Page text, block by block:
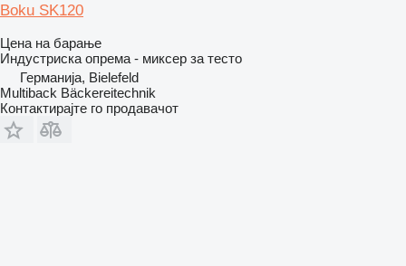
Boku SK120
Цена на барање
Индустриска опрема - миксер за тесто
Германија, Bielefeld
Multiback Bäckereitechnik
Контактирајте го продавачот